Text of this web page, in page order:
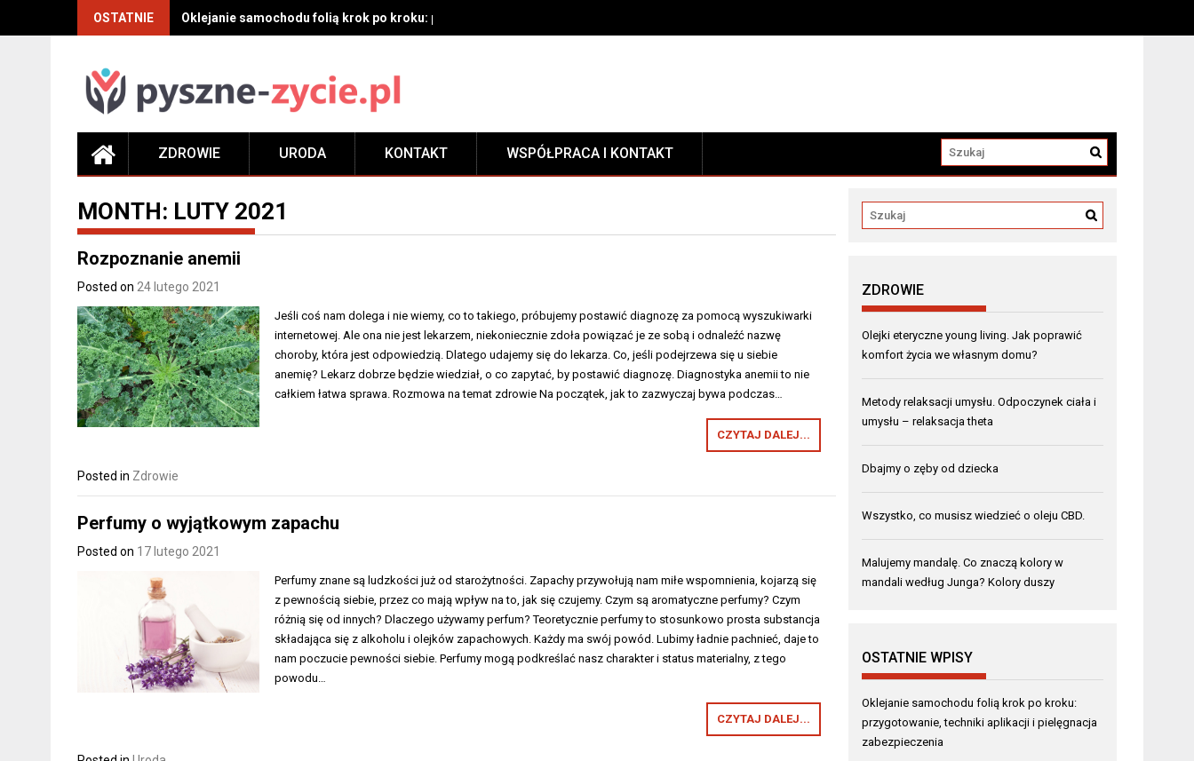
OSTATNIE Oklejanie samochodu folią krok po kroku: przygotowanie, techniki aplikacji i pielęgnacja zabezpieczenia
ZDROWIE URODA KONTAKT WSPÓŁPRACA I KONTAKT
MONTH: LUTY 2021
Rozpoznanie anemii
Posted on 24 lutego 2021
Jeśli coś nam dolega i nie wiemy, co to takiego, próbujemy postawić diagnozę za pomocą wyszukiwarki
internetowej. Ale ona nie jest lekarzem, niekoniecznie zdoła powiązać je ze sobą i odnaleźć nazwę
choroby, która jest odpowiedzią. Dlatego udajemy się do lekarza. Co, jeśli podejrzewa się u siebie
anemię? Lekarz dobrze będzie wiedział, o co zapytać, by postawić diagnozę. Diagnostyka anemii to nie
całkiem łatwa sprawa. Rozmowa na temat zdrowie Na początek, jak to zazwyczaj bywa podczas…
CZYTAJ DALEJ...
Posted in Zdrowie
Perfumy o wyjątkowym zapachu
Posted on 17 lutego 2021
Perfumy znane są ludzkości już od starożytności. Zapachy przywołują nam miłe wspomnienia, kojarzą się
z pewnością siebie, przez co mają wpływ na to, jak się czujemy. Czym są aromatyczne perfumy? Czym
różnią się od innych? Dlaczego używamy perfum? Teoretycznie perfumy to stosunkowo prosta substancja
składająca się z alkoholu i olejków zapachowych. Każdy ma swój powód. Lubimy ładnie pachnieć, daje to
nam poczucie pewności siebie. Perfumy mogą podkreślać nasz charakter i status materialny, z tego
powodu…
CZYTAJ DALEJ...
ZDROWIE
Olejki eteryczne young living. Jak poprawić
komfort życia we własnym domu?
Metody relaksacji umysłu. Odpoczynek ciała i
umysłu – relaksacja theta
Dbajmy o zęby od dziecka
Wszystko, co musisz wiedzieć o oleju CBD.
Malujemy mandalę. Co znaczą kolory w
mandali według Junga? Kolory duszy
OSTATNIE WPISY
Oklejanie samochodu folią krok po kroku:
przygotowanie, techniki aplikacji i pielęgnacja
zabezpieczenia